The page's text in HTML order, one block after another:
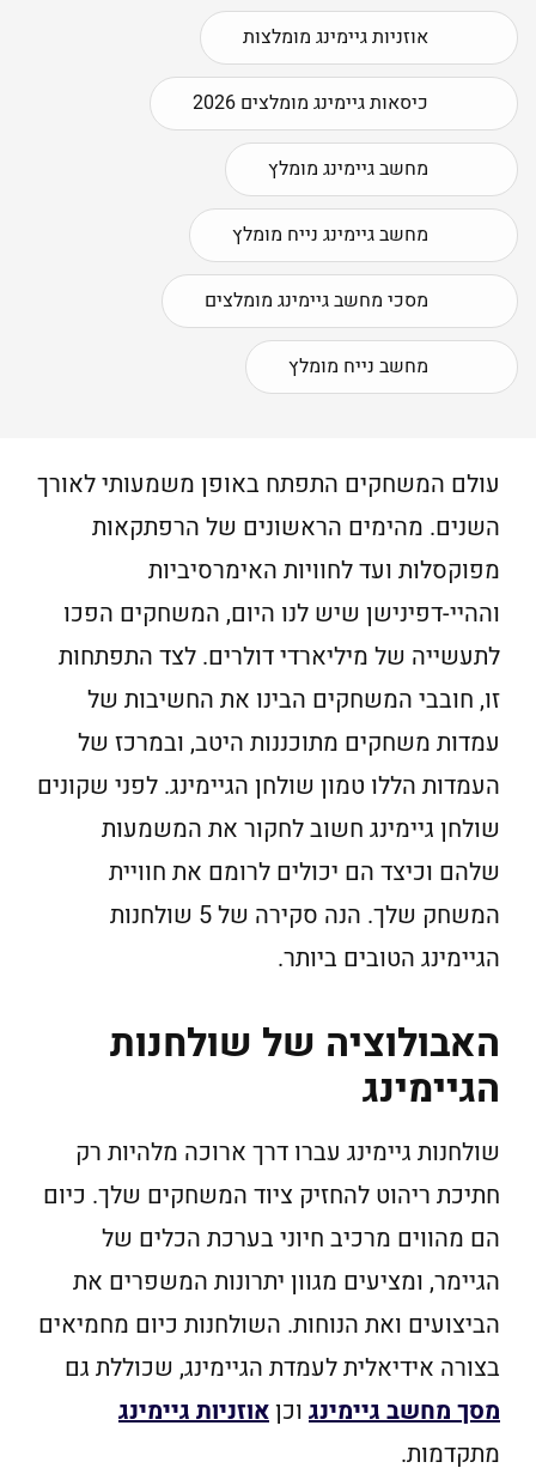
אוזניות גיימינג מומלצות
כיסאות גיימינג מומלצים 2026
מחשב גיימינג מומלץ
מחשב גיימינג נייח מומלץ
מסכי מחשב גיימינג מומלצים
מחשב נייח מומלץ
עולם המשחקים התפתח באופן משמעותי לאורך
השנים. מהימים הראשונים של הרפתקאות
מפוקסלות ועד לחוויות האימרסיביות
וההיי-דפינישן שיש לנו היום, המשחקים הפכו
לתעשייה של מיליארדי דולרים. לצד התפתחות
זו, חובבי המשחקים הבינו את החשיבות של
עמדות משחקים מתוכננות היטב, ובמרכז של
העמדות הללו טמון שולחן הגיימינג. לפני שקונים
שולחן גיימינג חשוב לחקור את המשמעות
שלהם וכיצד הם יכולים לרומם את חוויית
המשחק שלך. הנה סקירה של 5 שולחנות
הגיימינג הטובים ביותר.
האבולוציה של שולחנות
הגיימינג
שולחנות גיימינג עברו דרך ארוכה מלהיות רק
חתיכת ריהוט להחזיק ציוד המשחקים שלך. כיום
הם מהווים מרכיב חיוני בערכת הכלים של
הגיימר, ומציעים מגוון יתרונות המשפרים את
הביצועים ואת הנוחות. השולחנות כיום מחמיאים
בצורה אידיאלית לעמדת הגיימינג, שכוללת גם
מסך מחשב גיימינג וכןאוזניות גיימינג
מתקדמות.